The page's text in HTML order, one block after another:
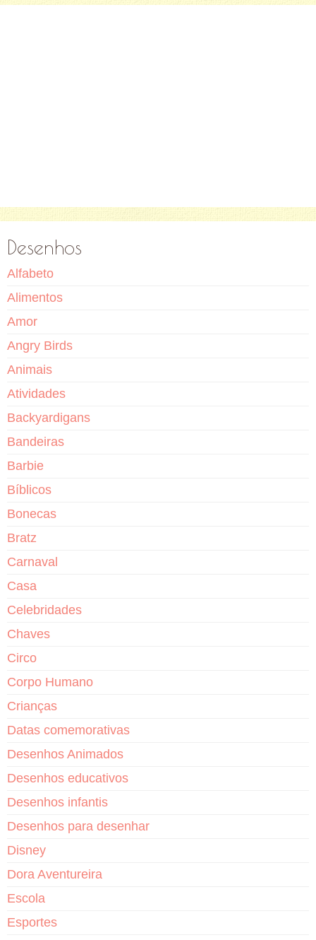
Desenhos
Alfabeto
Alimentos
Amor
Angry Birds
Animais
Atividades
Backyardigans
Bandeiras
Barbie
Bíblicos
Bonecas
Bratz
Carnaval
Casa
Celebridades
Chaves
Circo
Corpo Humano
Crianças
Datas comemorativas
Desenhos Animados
Desenhos educativos
Desenhos infantis
Desenhos para desenhar
Disney
Dora Aventureira
Escola
Esportes